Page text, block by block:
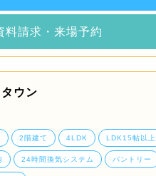
料請求・来場予約
ウン
2階建て 4LDK LDK15帖以上
24時間換気システム パントリー